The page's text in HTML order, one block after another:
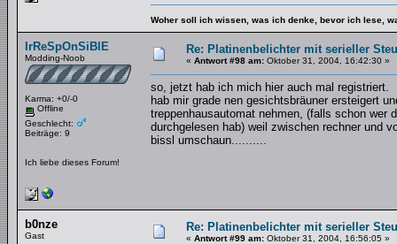
Woher soll ich wissen, was ich denke, bevor ich lese,
IrReSpOnSiBlE
Modding-Noob
Karma: +0/-0
Offline
Geschlecht:
Beiträge: 9
Ich liebe dieses Forum!
Re: Platinenbelichter mit serieller
« Antwort #98 am: Oktober 31, 2004, 16:42:30 »
so, jetzt hab ich mich hier auch mal registriert.
hab mir grade nen gesichtsbräuner ersteigert
treppenhausautomat nehmen, (falls schon wer
durchgelesen hab) weil zwischen rechner und
bissl umschaun..........
b0nze
Gast
Re: Platinenbelichter mit serieller
« Antwort #99 am: Oktober 31, 2004, 16:56:05 »